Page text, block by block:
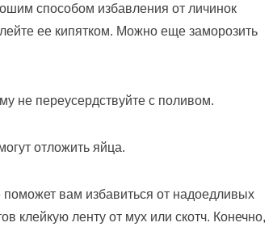
способом избавления от личинок
ее кипятком. Можно еще заморозить
не переусердствуйте с поливом.
отложить яйца.
вам избавиться от надоедливых
клейкую ленту от мух или скотч. Конечно,